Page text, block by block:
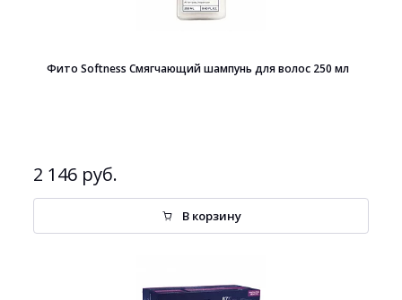
Фито Softness Смягчающий шампунь для волос 250 мл
2 146 руб.
В корзину